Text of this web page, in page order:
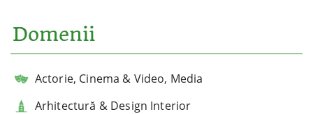
Domenii
Actorie, Cinema & Video, Media
Arhitectură & Design Interior